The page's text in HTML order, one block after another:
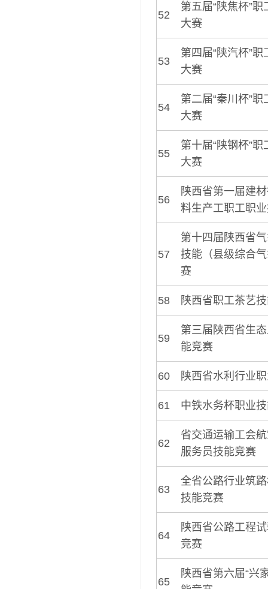
52
第五届“陕焦杯”
大赛
53
第四届“陕汽杯”
大赛
54
第二届“秦川杯”
大赛
55
第十届“陕钢杯”
大赛
56
陕西省第一届建
料生产工职工职
57
第十四届陕西省
技能（县级综合
赛
58 陕西省职工茶艺
59
第三届陕西省生
能竞赛
60 陕西省水利行业
61 中铁水务杯职业
62
省交通运输工会
服务员技能竞赛
63
全省公路行业筑
技能竞赛
64
陕西省公路工程
竞赛
65
陕西省第六届“兴